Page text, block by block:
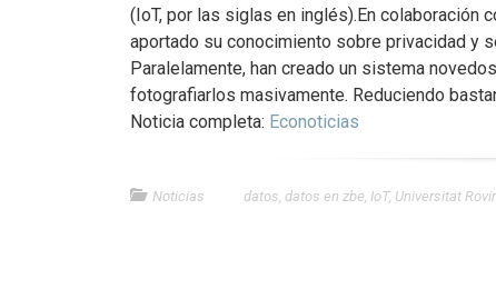
(IoT, por las siglas en inglés).En colaboración
aportado su conocimiento sobre privacidad y
Paralelamente, han creado un sistema
fotografiarlos masivamente. Reduciendo
Noticia completa: Econoticias
Noticias datos datos en zbe IoT, Universitat